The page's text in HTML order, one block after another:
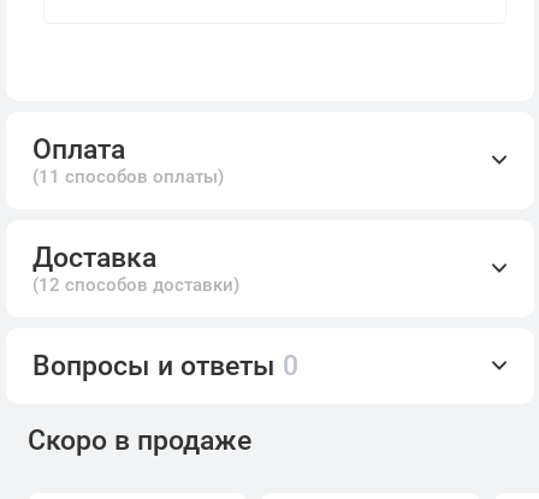
Оплата
(11 способов оплаты)
Доставка
(12 способов доставки)
Вопросы и ответы 0
Скоро в продаже